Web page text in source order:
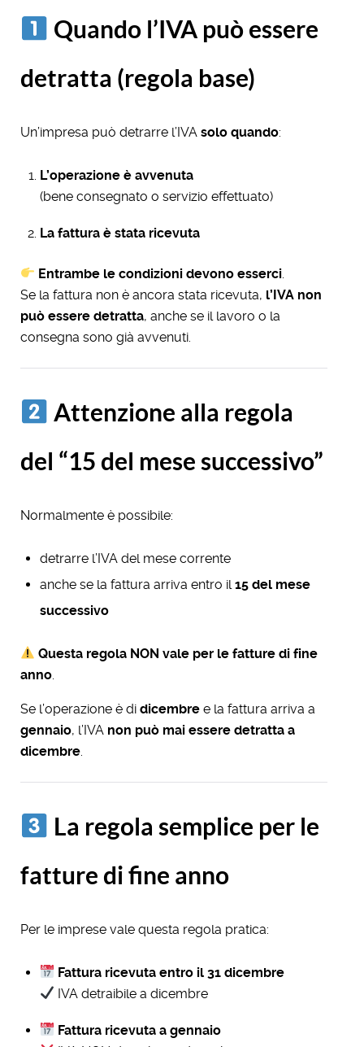
Quando l’IVA può essere
detratta (regola base)
Un’impresa può detrarre l’IVA solo quando:
L’operazione è avvenuta
(bene consegnato o servizio effettuato)
La fattura è stata ricevuta
Entrambe le condizioni devono esserci.
Se la fattura non è ancora stata ricevuta, l’IVA non
può essere detratta, anche se il lavoro o la
consegna sono già avvenuti.
Attenzione alla regola
del “15 del mese successivo”
Normalmente è possibile:
detrarre l’IVA del mese corrente
anche se la fattura arriva entro il15 del mese
successivo
Questa regola NON vale per le fatture di fine
anno.
Se l’operazione è di dicembre e la fattura arriva a
gennaio, l’IVA non può mai essere detratta a
dicembre.
La regola semplice per le
fatture di fine anno
Per le imprese vale questa regola pratica:
Fattura ricevuta entro il 31 dicembre
IVA detraibile a dicembre
Fattura ricevuta a gennaio